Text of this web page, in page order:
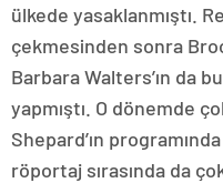
ülkede yasaklanmıştı.
çekmesinden sonra
Barbara Walters’ın da
yapmıştı. O dönemde
Shepard’ın
röportaj sırasında da